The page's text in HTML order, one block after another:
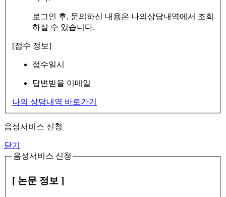
로그인 후, 문의하신 내용은 나의상담내역에서 조회
하실 수 있습니다.
[접수 정보]
접수일시
답변받을 이메일
나의 상담내역 바로가기
음성서비스 신청
닫기
음성서비스 신청
[ 논문 정보 ]